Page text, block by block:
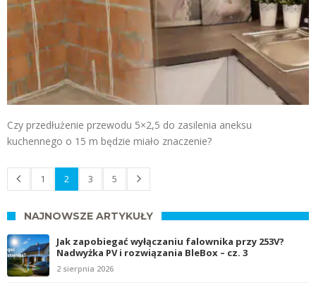
Czy przedłużenie przewodu 5×2,5 do zasilenia aneksu
kuchennego o 15 m będzie miało znaczenie?
1 2 3 5
NAJNOWSZE ARTYKUŁY
Jak zapobiegać wyłączaniu falownika przy 253V?
Nadwyżka PV i rozwiązania BleBox – cz. 3
2 sierpnia 2026